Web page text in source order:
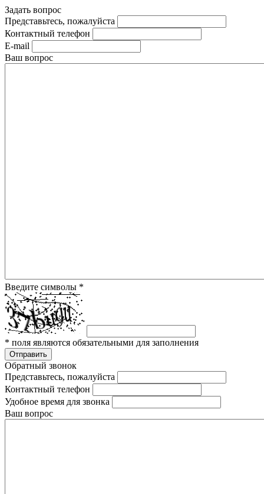
Задать вопрос
Представьтесь, пожалуйста
Контактный телефон
E-mail
Ваш вопрос
Введите символы *
* поля являются обязательными для заполнения
Отправить
Обратный звонок
Представьтесь, пожалуйста
Контактный телефон
Удобное время для звонка
Ваш вопрос